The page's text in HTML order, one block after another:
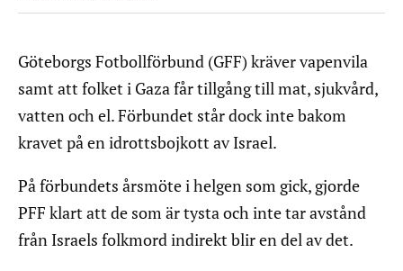
Göteborgs Fotbollförbund (GFF) kräver vapenvila
samt att folket i Gaza får tillgång till mat, sjukvård,
vatten och el. Förbundet står dock inte bakom
kravet på en idrottsbojkott av Israel.
På förbundets årsmöte i helgen som gick, gjorde
PFF klart att de som är tysta och inte tar avstånd
från Israels folkmord indirekt blir en del av det.